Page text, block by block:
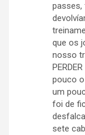
passes,
que os
nosso
pouco
um
foi de
sete